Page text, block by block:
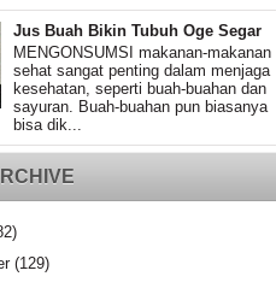
Jus Buah Bikin Tubuh Oge Segar
MENGONSUMSI makanan-makanan
sehat sangat penting dalam menjaga
kesehatan, seperti buah-buahan dan
sayuran. Buah-buahan pun biasanya
bisa dik...
(129)